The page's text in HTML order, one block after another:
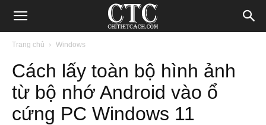
Blog
chia
Trang chủ Windows
Cách lấy toàn bộ hình ảnh
từ bộ nhớ Android vào ổ
cứng PC Windows 11